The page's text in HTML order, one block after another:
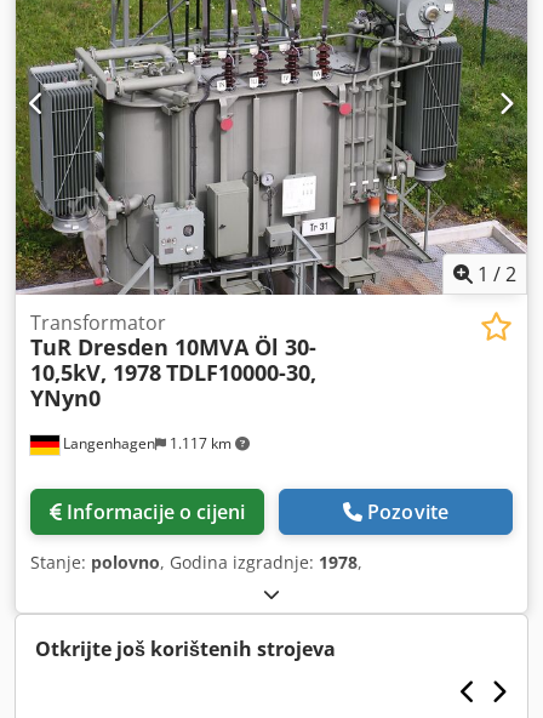
1 /2
Langenhagen 1.117 km
Transformator
TuR Dresden 10MVA Öl 30-
10,5kV, 1978TDLF10000-30,
YNyn0
Informacije o cijeni Pozovite
Stanje: polovno, Godina izgradnje: 1978,
Otkrijte još korištenih strojeva